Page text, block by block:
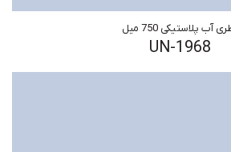
آب پلاستیکی 750 میل
UN-1968